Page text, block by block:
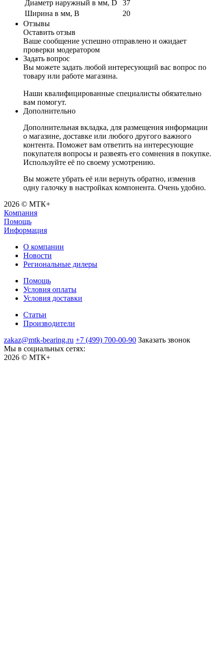
Диаметр наружный в мм, D
37
Ширина в мм, B
20
Отзывы
Оставить отзыв
Ваше сообщение успешно отправлено и ожидает
проверки модератором
Задать вопрос
Вы можете задать любой интересующий вас вопрос по
товару или работе магазина.
Наши квалифицированные специалисты обязательно
вам помогут.
Дополнительно
Дополнительная вкладка, для размещения информации
о магазине, доставке или любого другого важного
контента. Поможет вам ответить на интересующие
покупателя вопросы и развеять его сомнения в покупке.
Используйте её по своему усмотрению.
Вы можете убрать её или вернуть обратно, изменив
одну галочку в настройках компонента. Очень удобно.
2026 © МТК+
Компания
Помощь
Информация
О компании
Новости
Региональные дилеры
Помощь
Условия оплаты
Условия доставки
Статьи
Производители
zakaz@mtk-bearing.ru +7 (499) 700-00-90 Заказать звонок
Мы в социальных сетях:
2026 © МТК+